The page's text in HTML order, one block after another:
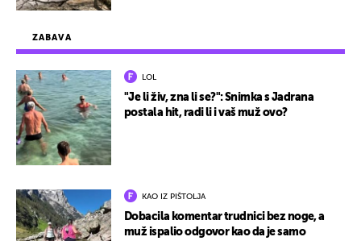
ZABAVA
LOL
"Je li živ, zna li se?": Snimka s Jadrana
postala hit, radi li i vaš muž ovo?
KAO IZ PIŠTOLJA
Dobacila komentar trudnici bez noge, a
muž ispalio odgovor kao da je samo